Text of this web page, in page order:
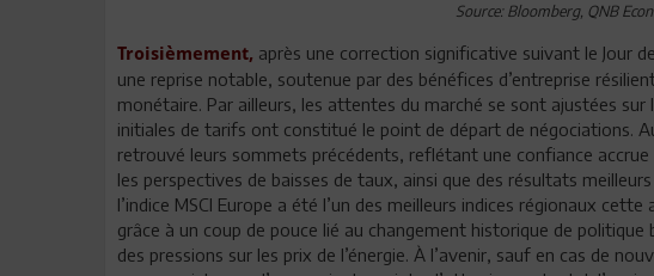
Source: Bloomberg, QNB
Troisièmement, après une correction significative suivant le Jour
une reprise notable, soutenue par des bénéfices d’entreprise
monétaire. Par ailleurs, les attentes du marché se sont ajustées sur
initiales de tarifs ont constitué le point de départ de négociations.
retrouvé leurs sommets précédents, reflétant une confiance
les perspectives de baisses de taux, ainsi que des résultats
l’indice MSCI Europe a été l’un des meilleurs indices régionaux
grâce à un coup de pouce lié au changement historique de politique
des pressions sur les prix de l’énergie. À l’avenir, sauf en cas de